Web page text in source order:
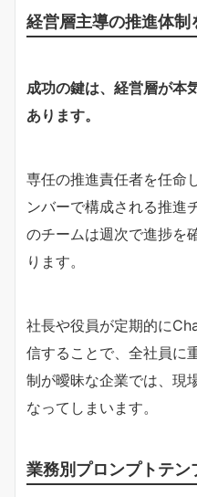
経営層主導の推進体制
成功の鍵は、経営層が本
あります。
専任の推進責任者を任命
ンバーで構成される推進
のチームは週次で進捗を
ります。
社長や役員が定期的に
信することで、全社員に
制が曖昧な企業では、現
なってしまいます。
業務別プロンプトテン